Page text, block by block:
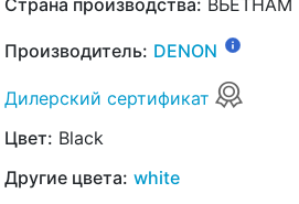
Страна производства: ВЬЕТНАМ
Производитель: DENON
Дилерский сертификат
Цвет: Black
Другие цвета: white